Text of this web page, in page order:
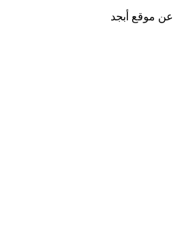
عن موقع أبجد